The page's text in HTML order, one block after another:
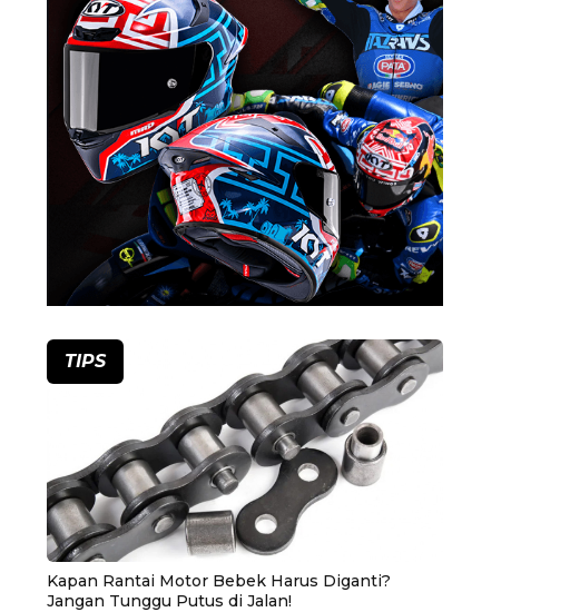
TIPS
Kapan Rantai Motor Bebek Harus Diganti?
Jangan Tunggu Putus di Jalan!